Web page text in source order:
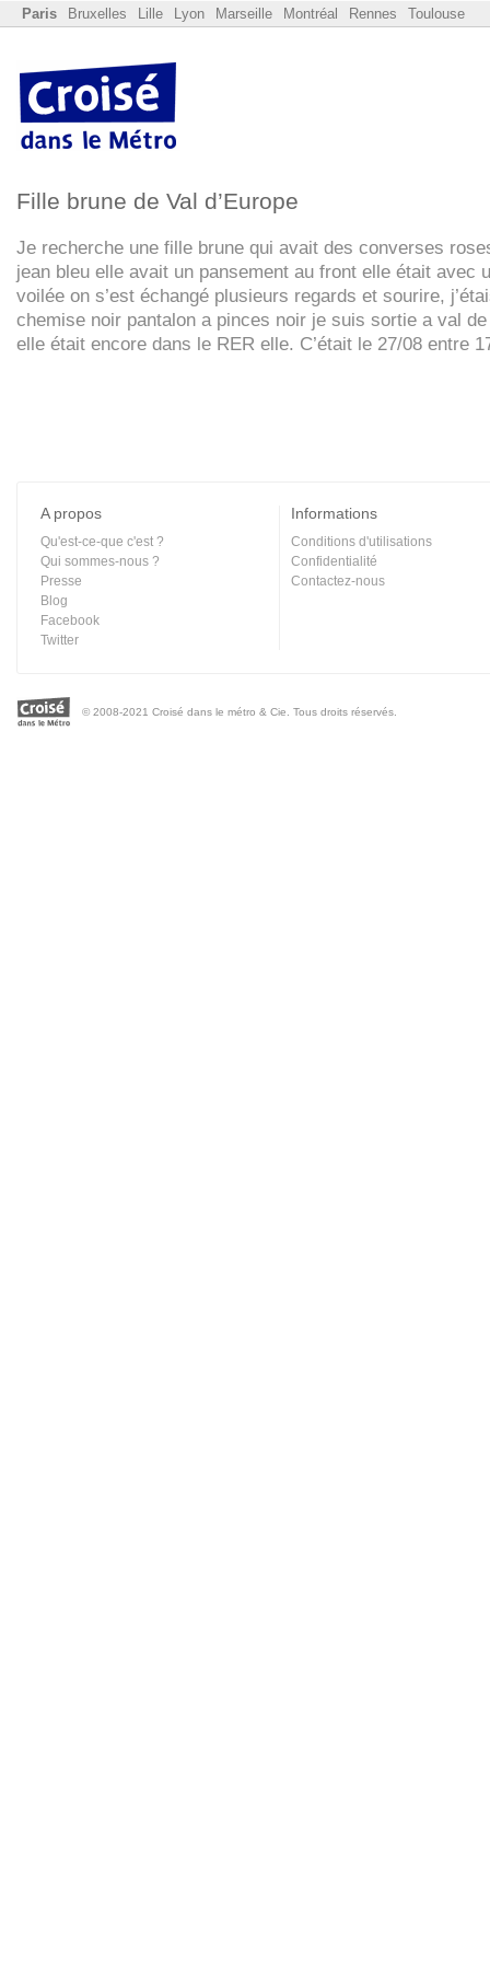
Paris Bruxelles Lille Lyon Marseille Montréal Rennes Toulouse
Fille brune de Val d’Europe
Je recherche une fille brune qui avait des converses
jean bleu elle avait un pansement au front elle était avec
voilée on s’est échangé plusieurs regards et sourire,
chemise noir pantalon a pinces noir je suis sortie a val
elle était encore dans le RER elle. C’était le 27/08 entre
A propos
Qu'est-ce-que c'est ?
Qui sommes-nous ?
Presse
Blog
Facebook
Twitter
Informations
Conditions d'utilisations
Confidentialité
Contactez-nous
© 2008-2021 Croisé dans le métro & Cie. Tous droits réservés.